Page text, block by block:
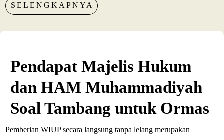
SELENGKAPNYA
Pendapat Majelis Hukum
dan HAM Muhammadiyah
Soal Tambang untuk Ormas
Pemberian WIUP secara langsung tanpa lelang merupakan